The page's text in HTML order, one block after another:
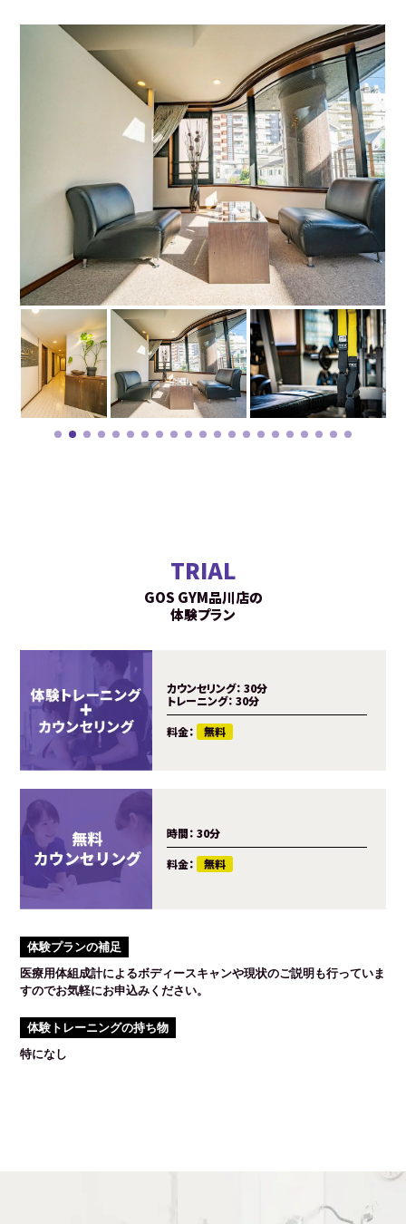
TRIAL
GOS GYM品川店の
体験プラン
カウンセリング： 30分
トレーニング： 30分
料金： 無料
時間： 30分
料金： 無料
体験プランの補足
医療用体組成計によるボディースキャンや現状のご説明も行っていま
すのでお気軽にお申込みください。
体験トレーニングの持ち物
特になし